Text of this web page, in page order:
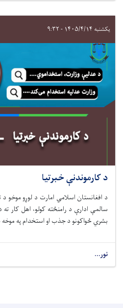
یکشنبه ۱۴۰۵/۴/۱۴ - ۹:۳۲
د کارموندنې خبرتیا
د افغانستان اسلامي امارت د لوړو موخو د
سالمې ادارې د رامنځته کولو، اهل کار ته
بشري ځواکونو د جذب او استخدام په
نور...